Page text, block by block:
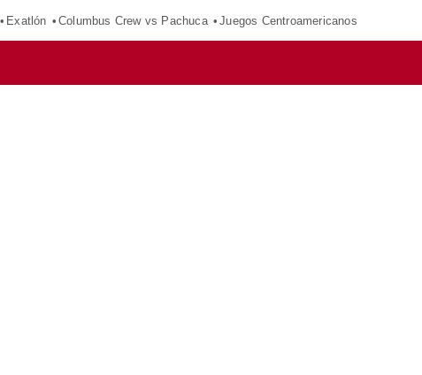
Exatlón Columbus Crew vs Pachuca Juegos Centroamericanos